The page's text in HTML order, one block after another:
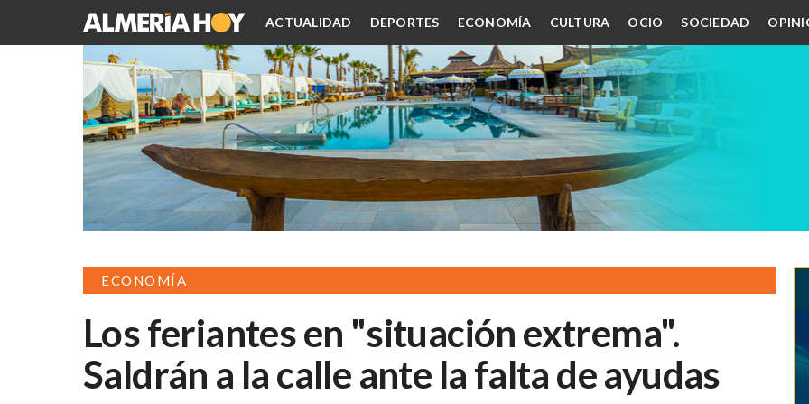
ACTUALIDAD DEPORTES ECONOMÍA CULTURA OCIO SOCIEDAD
ECONOMÍA
Los feriantes en "situación extrema".
Saldrán a la calle ante la falta de ayudas